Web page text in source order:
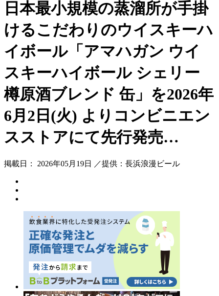
日本最小規模の蒸溜所が手掛
けるこだわりのウイスキーハ
イボール「アマハガン ウイ
スキーハイボール シェリー
樽原酒ブレンド 缶」を2026年
6月2日(火) よりコンビニエン
スストアにて先行発売…
掲載日： 2026年05月19日 ／提供：長浜浪漫ビール